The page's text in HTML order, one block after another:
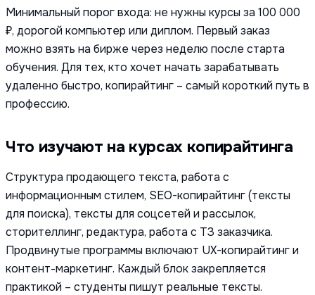
Минимальный порог входа: не нужны курсы за 100 000
₽, дорогой компьютер или диплом. Первый заказ
можно взять на бирже через неделю после старта
обучения. Для тех, кто хочет начать зарабатывать
удаленно быстро, копирайтинг – самый короткий путь в
профессию.
Что изучают на курсах копирайтинга
Структура продающего текста, работа с
информационным стилем, SEO-копирайтинг (тексты
для поиска), тексты для соцсетей и рассылок,
сторителлинг, редактура, работа с ТЗ заказчика.
Продвинутые программы включают UX-копирайтинг и
контент-маркетинг. Каждый блок закрепляется
практикой – студенты пишут реальные тексты.